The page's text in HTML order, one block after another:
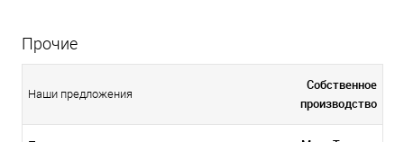
Прочие
Наши предложения
Собственное
производство